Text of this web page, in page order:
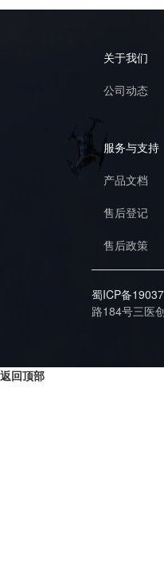
关于我们
公司动态
服务与支持
产品文档
售后登记
售后政策
蜀ICP备
路184号三医
返回顶部